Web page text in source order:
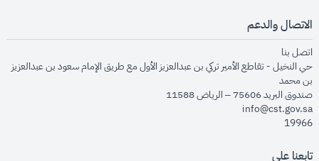
الاتصال والدعم
اتصل بنا
حي النخيل - تقاطع الأمير تركي بن عبدالعزيز الأول مع طريق الإمام سعود بن عبدالعزيز
بن محمد
صندوق البريد 75606 – الرياض 11588
info@cst.gov.sa
19966
تابعنا على